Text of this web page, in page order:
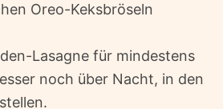
Oreo-Keksbröseln
Lasagne für mindestens
noch über Nacht, in den